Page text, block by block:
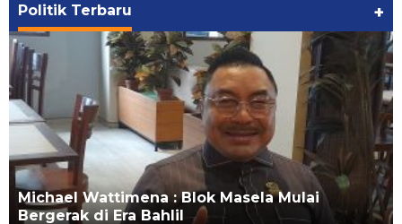
Politik Terbaru +
Michael Wattimena : Blok Masela Mulai
Bergerak di Era Bahlil